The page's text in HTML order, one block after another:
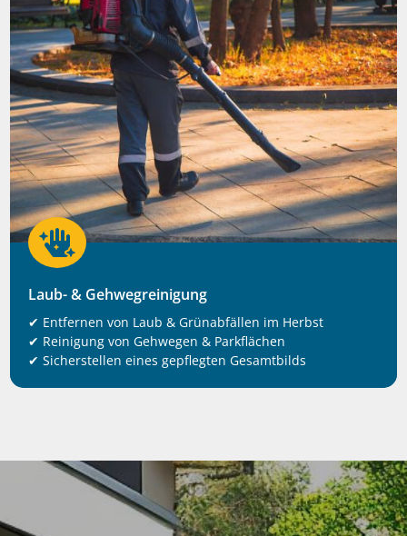

Laub- & Gehwegreinigung
✔ Entfernen von Laub & Grünabfällen im Herbst
✔ Reinigung von Gehwegen & Parkflächen
✔ Sicherstellen eines gepflegten Gesamtbilds